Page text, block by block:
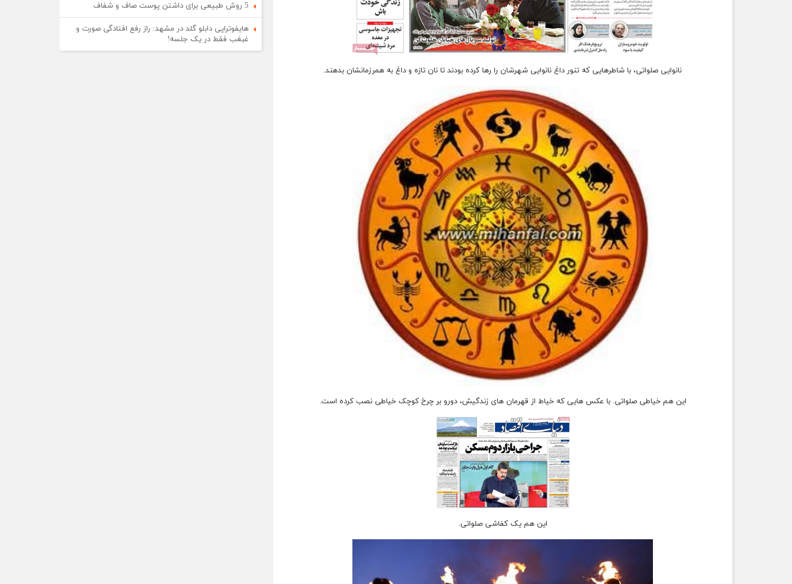
نانوایی صلواتی، با شاطرهایی که تنور داغ نانوایی شهرشان را رها کرده بودند تا نان تازه و داغ به همرزمانشان بدهند.
این هم خیاطی صلواتی. با عکس هایی که خیاط از قهرمان های زندگیش، دورو بر چرخ کوچک خیاطی نصب کرده است.
این هم یک کفاشی صلواتی.
5 روش طبیعی برای داشتن پوست صاف و شفاف
هایفوتراپی دابلو گلد در مشهد: راز رفع افتادگی صورت و
غبغب فقط در یک جلسه!